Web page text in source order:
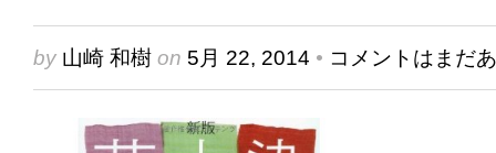
by 山崎 和樹 on 5月 22, 2014 • コメントはまだ